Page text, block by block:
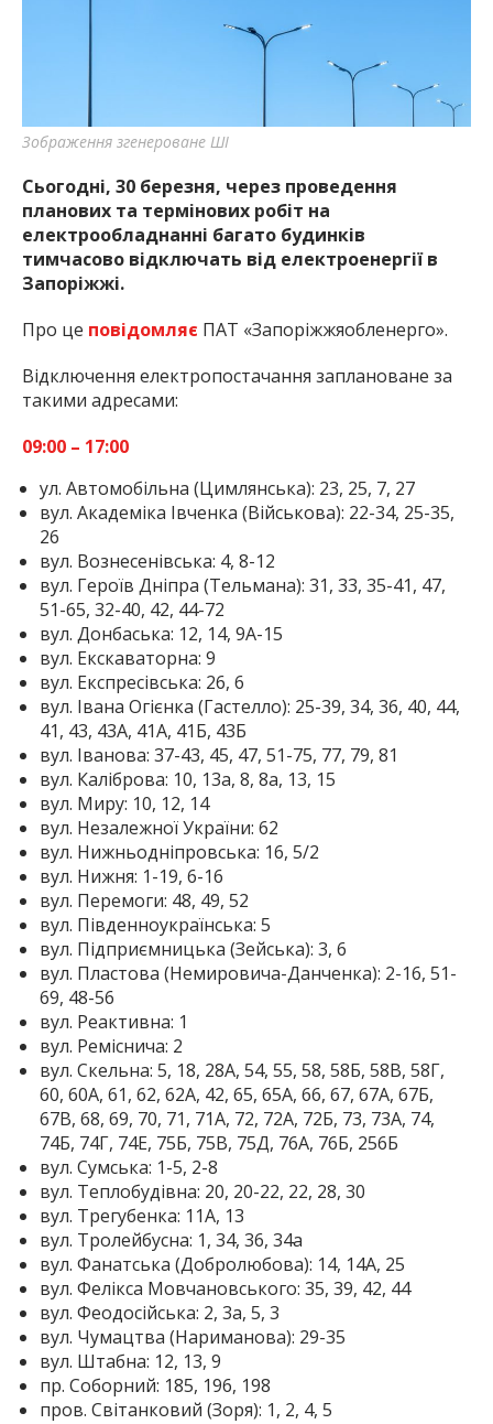
міста Запоріжжя та області.
Зображення згенероване ШІ
Сьогодні, 30 березня, через проведення
планових та термінових робіт на
електрообладнанні багато будинків
тимчасово відключать від електроенергії в
Запоріжжі.
Про це повідомляє ПАТ «Запоріжжяобленерго».
Відключення електропостачання заплановане за
такими адресами:
09:00 – 17:00
ул. Автомобільна (Цимлянська): 23, 25, 7, 27
вул. Академіка Івченка (Військова): 22-34, 25-35,
26
вул. Вознесенівська: 4, 8-12
вул. Героїв Дніпра (Тельмана): 31, 33, 35-41, 47,
51-65, 32-40, 42, 44-72
вул. Донбаська: 12, 14, 9А-15
вул. Екскаваторна: 9
вул. Експресівська: 26, 6
вул. Івана Огієнка (Гастелло): 25-39, 34, 36, 40, 44,
41, 43, 43А, 41А, 41Б, 43Б
вул. Іванова: 37-43, 45, 47, 51-75, 77, 79, 81
вул. Каліброва: 10, 13а, 8, 8а, 13, 15
вул. Миру: 10, 12, 14
вул. Незалежної України: 62
вул. Нижньодніпровська: 16, 5/2
вул. Нижня: 1-19, 6-16
вул. Перемоги: 48, 49, 52
вул. Південноукраїнська: 5
вул. Підприємницька (Зейська): 3, 6
вул. Пластова (Немировича-Данченка): 2-16, 51-
69, 48-56
вул. Реактивна: 1
вул. Реміснича: 2
вул. Скельна: 5, 18, 28А, 54, 55, 58, 58Б, 58В, 58Г,
60, 60А, 61, 62, 62А, 42, 65, 65А, 66, 67, 67А, 67Б,
67В, 68, 69, 70, 71, 71А, 72, 72А, 72Б, 73, 73А, 74,
74Б, 74Г, 74Е, 75Б, 75В, 75Д, 76А, 76Б, 256Б
вул. Сумська: 1-5, 2-8
вул. Теплобудівна: 20, 20-22, 22, 28, 30
вул. Трегубенка: 11А, 13
вул. Тролейбусна: 1, 34, 36, 34а
вул. Фанатська (Добролюбова): 14, 14А, 25
вул. Фелікса Мовчановського: 35, 39, 42, 44
вул. Феодосійська: 2, 3а, 5, 3
вул. Чумацтва (Нариманова): 29-35
вул. Штабна: 12, 13, 9
пр. Соборний: 185, 196, 198
пров. Світанковий (Зоря): 1, 2, 4, 5